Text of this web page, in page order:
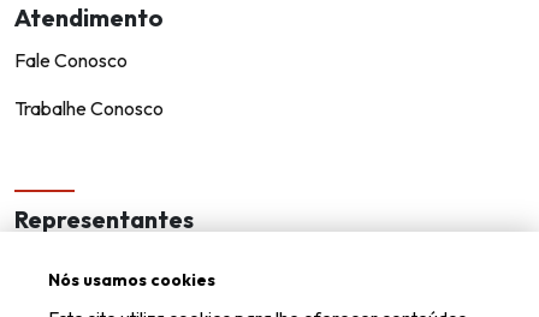
Atendimento
Fale Conosco
Trabalhe Conosco
Representantes
Seja um representante
Nós usamos cookies